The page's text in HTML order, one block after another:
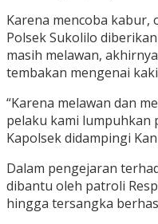
Karena mencoba kabur,
Polsek Sukolilo
masih melawan,
tembakan mengenai
“Karena melawan dan
pelaku kami lumpuhkan
Kapolsek didampingi
Dalam pengejaran
dibantu oleh patroli
hingga tersangka